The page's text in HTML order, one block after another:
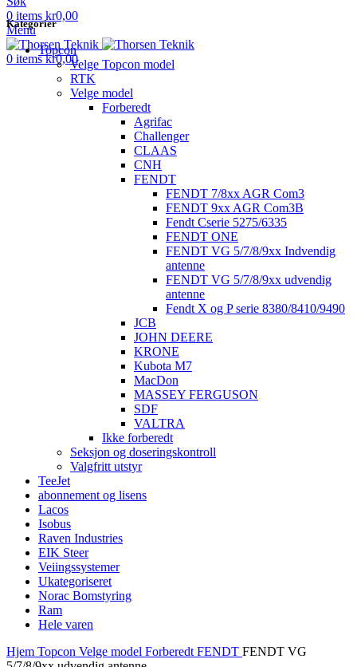
0 items kr0,00
Menu
0 items kr0,00
Kategorier
Topcon
Velge Topcon model
RTK
Velge model
Forberedt
Agrifac
Challenger
CLAAS
CNH
FENDT
FENDT 7/8xx AGR Com3
FENDT 9xx AGR Com3B
Fendt Cserie 5275/6335
FENDT ONE
FENDT VG 5/7/8/9xx Indvendig
antenne
FENDT VG 5/7/8/9xx udvendig
antenne
Fendt X og P serie 8380/8410/9490
JCB
JOHN DEERE
KRONE
Kubota M7
MacDon
MASSEY FERGUSON
SDF
VALTRA
Ikke forberedt
Seksjon og doseringskontroll
Valgfritt utstyr
TeeJet
abonnement og lisens
Lacos
Isobus
Raven Industries
EIK Steer
Veiingssystemer
Ukategoriseret
Norac Bomstyring
Ram
Hele varen
Hjem Topcon Velge model Forberedt FENDT FENDT VG